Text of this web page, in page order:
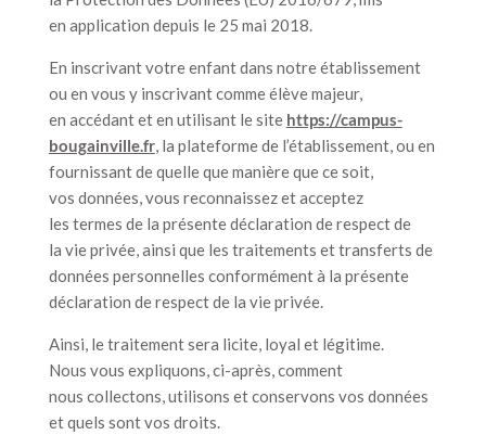
en application depuis le 25 mai 2018.
En inscrivant votre enfant dans notre établissement
ou en vous y inscrivant comme élève majeur,
en accédant et en utilisant le site https://campus-
bougainville.fr, la plateforme de l’établissement, ou en
fournissant de quelle que manière que ce soit,
vos données, vous reconnaissez et acceptez
les termes de la présente déclaration de respect de
la vie privée, ainsi que les traitements et transferts de
données personnelles conformément à la présente
déclaration de respect de la vie privée.
Ainsi, le traitement sera licite, loyal et légitime.
Nous vous expliquons, ci-après, comment
nous collectons, utilisons et conservons vos données
et quels sont vos droits.